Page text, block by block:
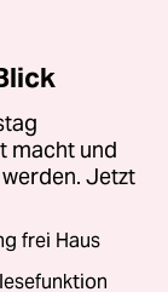
macht und
Jetzt
frei Haus